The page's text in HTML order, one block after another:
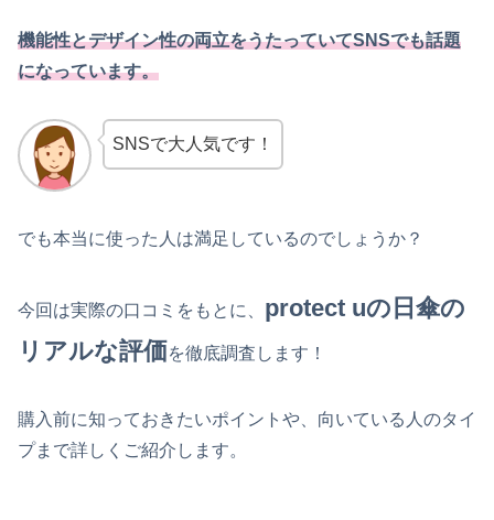
機能性とデザイン性の両立をうたっていてSNSでも話題
になっています。
SNSで大人気です！
でも本当に使った人は満足しているのでしょうか？
今回は実際の口コミをもとに、 protect uの日傘の
リアルな評価を徹底調査します！
購入前に知っておきたいポイントや、向いている人のタイ
プまで詳しくご紹介します。